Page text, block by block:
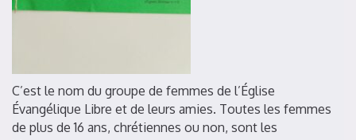
C’est le nom du groupe de femmes de l’Église
Évangélique Libre et de leurs amies. Toutes les femmes
de plus de 16 ans, chrétiennes ou non, sont les